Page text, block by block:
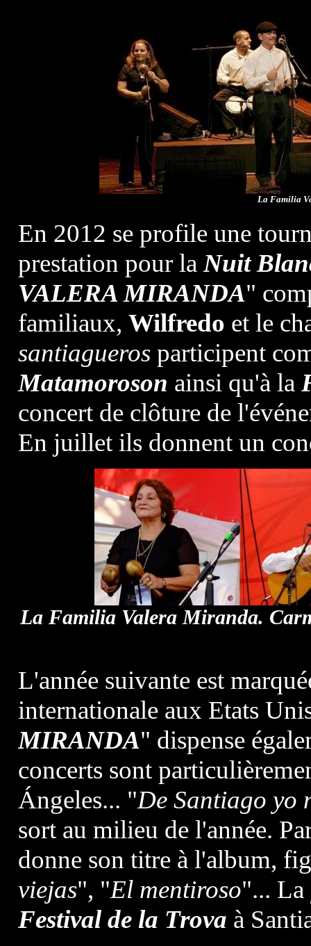
La Familia
En 2012 se profile une
prestation pour la Nuit
VALERA MIRANDA"
familiaux, Wilfredo et le
santiaguerosparticipent
Matamoroson ainsi qu'à la
concert de clôture de
En juillet ils donnent un
La Familia Valera Miranda.
L'année suivante est
internationale aux Etats
MIRANDA" dispense
concerts sont
Ángeles... "De Santiago yo
sort au milieu de l'année.
donne son titre à l'album,
viejas", "El mentiroso"... La
Festival de la Trova à